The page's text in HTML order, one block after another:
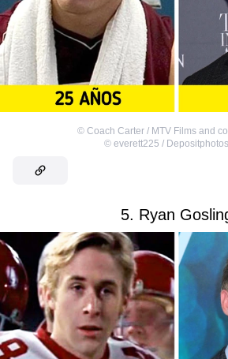
© Coach Carter / MTV Films and
© everett225 /
5. Ryan